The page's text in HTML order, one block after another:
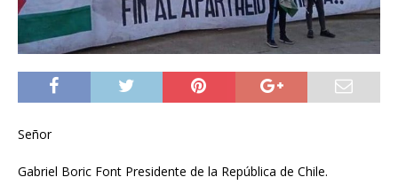
Señor
Gabriel Boric Font Presidente de la República de Chile.